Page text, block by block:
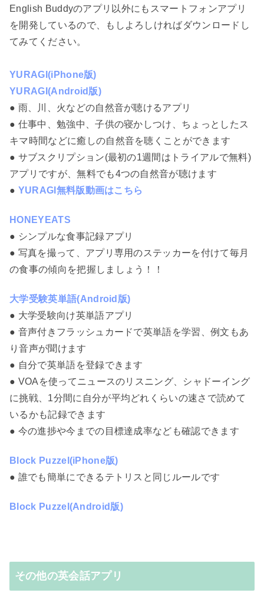
English Buddyのアプリ以外にもスマートフォンアプリ
を開発しているので、もしよろしければダウンロードし
てみてください。
YURAGI(iPhone版)
YURAGI(Android版)
● 雨、川、火などの自然音が聴けるアプリ
● 仕事中、勉強中、子供の寝かしつけ、ちょっとしたス
キマ時間などに癒しの自然音を聴くことができます
● サブスクリプション(最初の1週間はトライアルで無料)
アプリですが、無料でも4つの自然音が聴けます
● YURAGI無料版動画はこちら
HONEYEATS
● シンプルな食事記録アプリ
● 写真を撮って、アプリ専用のステッカーを付けて毎月
の食事の傾向を把握しましょう！！
大学受験英単語(Android版)
● 大学受験向け英単語アプリ
● 音声付きフラッシュカードで英単語を学習、例文もあ
り音声が聞けます
● 自分で英単語を登録できます
● VOAを使ってニュースのリスニング、シャドーイング
に挑戦、1分間に自分が平均どれくらいの速さで読めて
いるかも記録できます
● 今の進捗や今までの目標達成率なども確認できます
Block Puzzel(iPhone版)
● 誰でも簡単にできるテトリスと同じルールです
Block Puzzel(Android版)
その他の英会話アプリ